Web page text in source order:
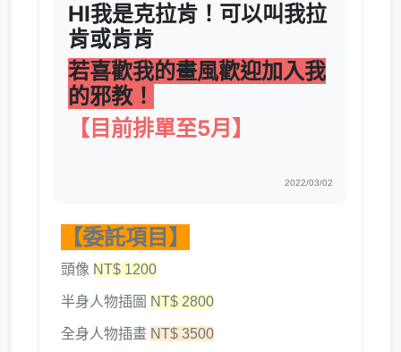
HI我是克拉肯！可以叫我拉
肯或肯肯
若喜歡我的畫風歡迎加入我
的邪教！
【目前排單至5月】
2022/03/02
【委託項目】
頭像 NT$ 1200
半身人物插圖 NT$ 2800
全身人物插畫 NT$ 3500